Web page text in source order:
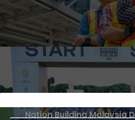
Nation Building Malaysia